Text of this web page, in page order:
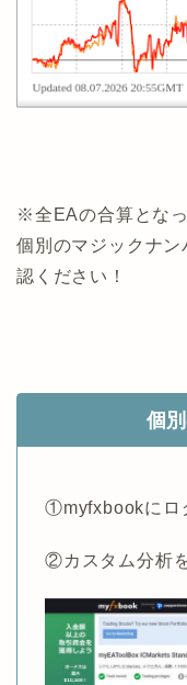
※全EAの合算となっ
個別のマジックナ
認ください！
個
①myfxbookにロ
②カスタム分析